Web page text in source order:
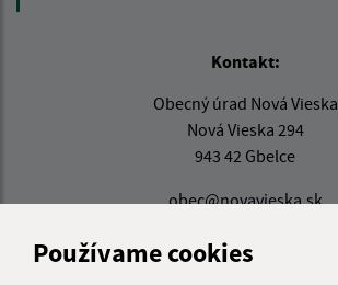
Používame cookies
Kontakt:
Obecný úrad Nová Vieska
Nová Vieska 294
943 42 Gbelce
obec@novavieska.sk
IČO: 00309141